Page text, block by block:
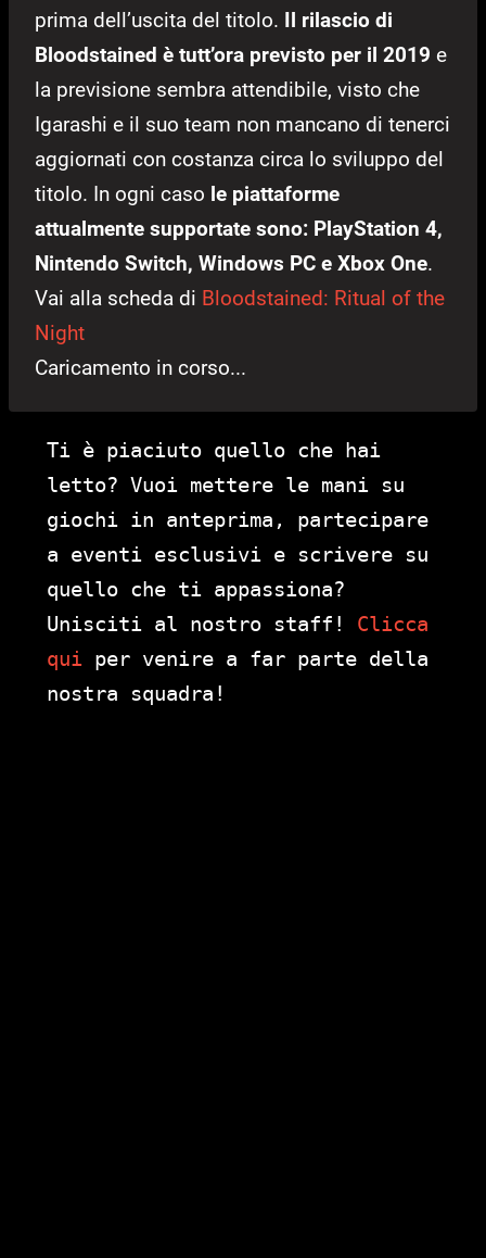
prima dell’uscita del titolo. Il rilascio di
Bloodstained è tutt’ora previsto per il 2019 e
la previsione sembra attendibile, visto che
Igarashi e il suo team non mancano di tenerci
aggiornati con costanza circa lo sviluppo del
titolo. In ogni caso le piattaforme
attualmente supportate sono: PlayStation 4,
Nintendo Switch, Windows PC e Xbox One.
Vai alla scheda di Bloodstained: Ritual of the
Night
Caricamento in corso...
Ti è piaciuto quello che hai
letto? Vuoi mettere le mani su
giochi in anteprima, partecipare
a eventi esclusivi e scrivere su
quello che ti appassiona?
Unisciti al nostro staff! Clicca
qui per venire a far parte della
nostra squadra!